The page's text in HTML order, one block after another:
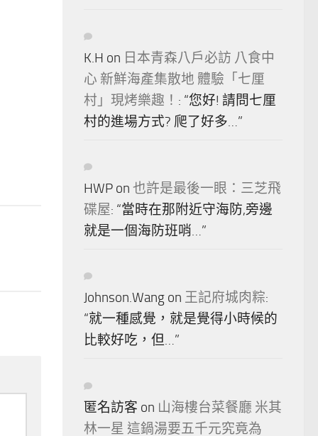
K.H on 日本青森八戶必訪 八食中
心 新鮮海產集散地 體驗「七厘
村」現烤樂趣！ : “您好! 請問七厘
村的進場方式? 爬了好多…”
HWP on 也許是最後一眼：三芝飛
碟屋: “當時在那附近守海防,旁邊
就是一個海防班哨…”
Johnson.Wang on 王記府城肉粽:
“就一種感覺，就是覺得小時候的
比較好吃，但…”
匿名訪客 on 山海樓台菜餐廳 米其
林一星 這鍋湯要五千元究竟為